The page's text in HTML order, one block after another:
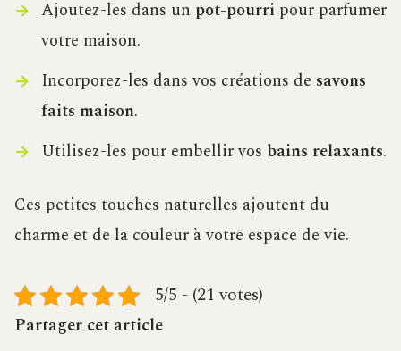
Ajoutez-les dans un pot-pourri pour parfumer
votre maison.
Incorporez-les dans vos créations de savons
faits maison.
Utilisez-les pour embellir vos bains relaxants.
Ces petites touches naturelles ajoutent du
charme et de la couleur à votre espace de vie.
5/5 - (21 votes)
Partager cet article